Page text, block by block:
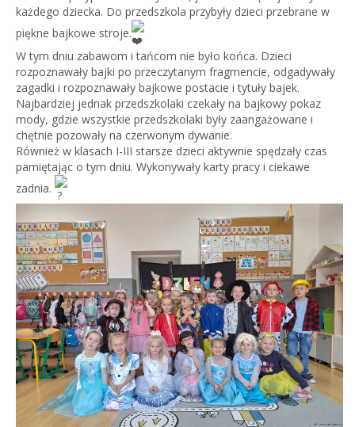
każdego dziecka. Do przedszkola przybyły dzieci przebrane w
piękne bajkowe stroje.
W tym dniu zabawom i tańcom nie było końca. Dzieci
rozpoznawały bajki po przeczytanym fragmencie, odgadywały
zagadki i rozpoznawały bajkowe postacie i tytuły bajek.
Najbardziej jednak przedszkolaki czekały na bajkowy pokaz
mody, gdzie wszystkie przedszkolaki były zaangażowane i
chętnie pozowały na czerwonym dywanie.
Również w klasach I-III starsze dzieci aktywnie spędzały czas
pamiętając o tym dniu. Wykonywały karty pracy i ciekawe
zadnia.